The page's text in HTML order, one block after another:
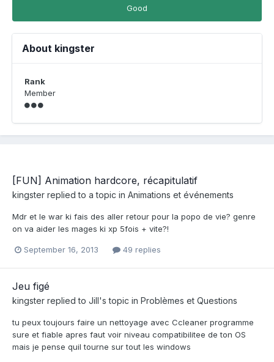
Good
About kingster
Rank
Member
[FUN] Animation hardcore, récapitulatif
kingster replied to a topic in Animations et événements
Mdr et le war ki fais des aller retour pour la popo de vie? genre
on va aider les mages ki xp 5fois + vite?!
September 16, 2013 49 replies
Jeu figé
kingster replied to Jill's topic in Problèmes et Questions
tu peux toujours faire un nettoyage avec Ccleaner programme
sure et fiable apres faut voir niveau compatibilitee de ton OS
mais je pense quil tourne sur tout les windows